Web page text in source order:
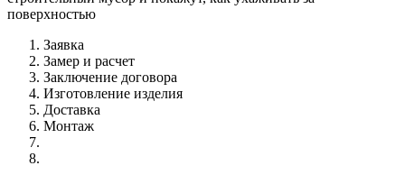
поверхностью
Заявка
Замер и расчет
Заключение договора
Изготовление изделия
Доставка
Монтаж